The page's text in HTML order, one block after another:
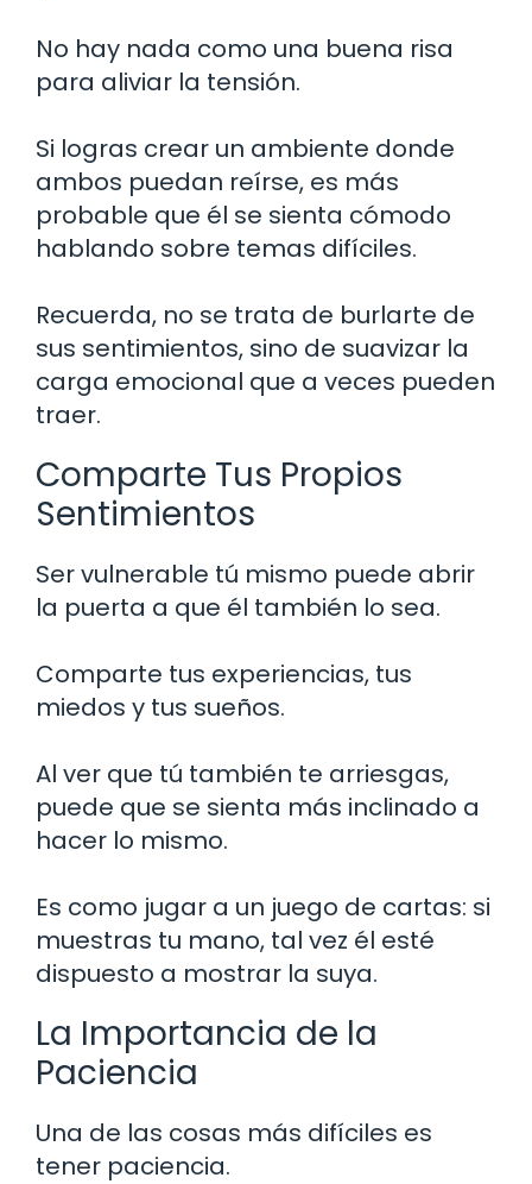
No hay nada como una buena risa
para aliviar la tensión.
Si logras crear un ambiente donde
ambos puedan reírse, es más
probable que él se sienta cómodo
hablando sobre temas difíciles.
Recuerda, no se trata de burlarte de
sus sentimientos, sino de suavizar la
carga emocional que a veces pueden
traer.
Comparte Tus Propios
Sentimientos
Ser vulnerable tú mismo puede abrir
la puerta a que él también lo sea.
Comparte tus experiencias, tus
miedos y tus sueños.
Al ver que tú también te arriesgas,
puede que se sienta más inclinado a
hacer lo mismo.
Es como jugar a un juego de cartas: si
muestras tu mano, tal vez él esté
dispuesto a mostrar la suya.
La Importancia de la
Paciencia
Una de las cosas más difíciles es
tener paciencia.